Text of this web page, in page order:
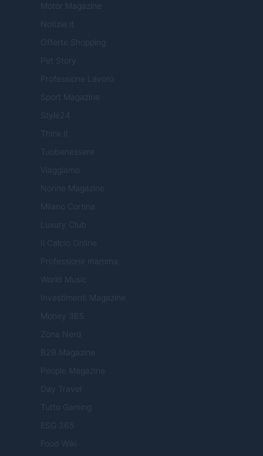
Motor Magazine
Notizie.it
Offerte Shopping
Pet Story
Professione Lavoro
Sport Magazine
Style24
Think.it
Tuobenessere
Viaggiamo
Nonne Magazine
Milano Cortina
Luxury Club
Il Calcio Online
Professione mamma
World Music
Investimenti Magazine
Money 365
Zona Nerd
B2B Magazine
People Magazine
Day Travel
Tutto Gaming
ESG 365
Food Wiki